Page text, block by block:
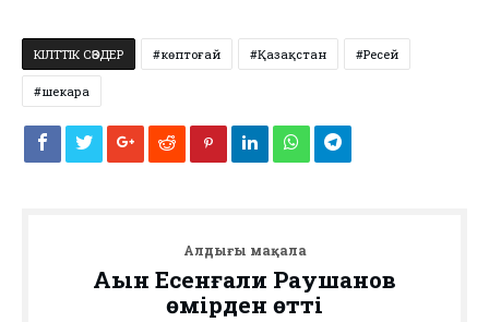
КІЛТТІК СӨЗДЕР көптоғай Қазақстан Ресей
шекара
Алдыңғы мақала
Ақын Есенғали Раушанов
өмірден өтті